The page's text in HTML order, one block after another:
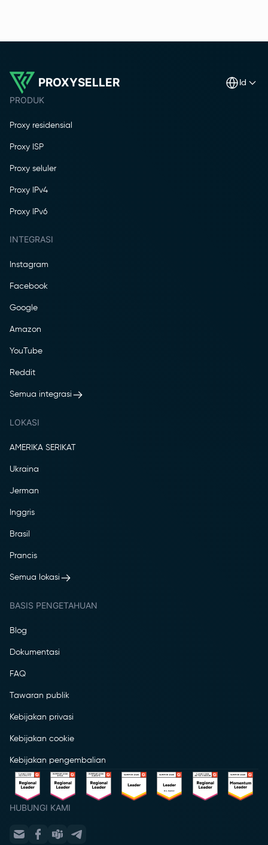
PROXYSELLER id
PRODUK
Proxy residensial
Proxy ISP
Proxy seluler
Proxy IPv4
Proxy IPv6
INTEGRASI
Instagram
Facebook
Google
Amazon
YouTube
Reddit
Semua integrasi
LOKASI
AMERIKA SERIKAT
Ukraina
Jerman
Inggris
Brasil
Prancis
Semua lokasi
BASIS PENGETAHUAN
Blog
Dokumentasi
FAQ
Tawaran publik
Kebijakan privasi
Kebijakan cookie
Kebijakan pengembalian
HUBUNGI KAMI